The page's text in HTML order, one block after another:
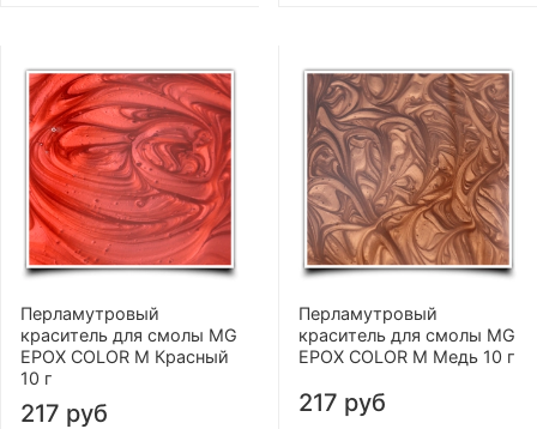
Перламутровый
краситель для смолы MG
EPOX COLOR M Красный
10 г
217 руб
Перламутровый
краситель для смолы MG
EPOX COLOR M Медь 10 г
217 руб